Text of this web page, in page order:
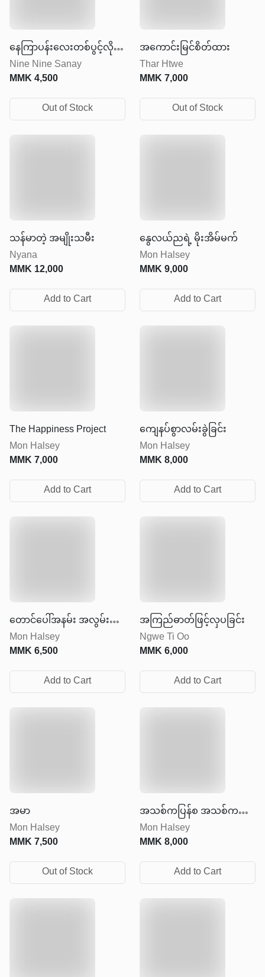
နေကြာပန်းလေးတစ်ပွင့်လို
ပြုံးပါ
Nine Nine Sanay
MMK4,500
Out of Stock
အကောင်းမြင်စိတ်ထား
Thar Htwe
MMK7,000
Out of Stock
သန်မာတဲ့ အမျိုးသမီး
Nyana
MMK12,000
Add to Cart
နွေလယ်ညရဲ့ မိုးအိမ်မက်
Mon Halsey
MMK9,000
Add to Cart
The Happiness Project
Mon Halsey
MMK7,000
Add to Cart
ကျေနပ်စွာလမ်းခွဲခြင်း
Mon Halsey
MMK8,000
Add to Cart
တောင်ပေါ်အနမ်း အလွမ်း
ရာသီ
Mon Halsey
MMK6,500
Add to Cart
အကြည်ဓာတ်ဖြင့်လှပခြင်း
Ngwe Ti Oo
MMK6,000
Add to Cart
အမာ
Mon Halsey
MMK7,500
Out of Stock
အသစ်ကပြန်စ အသစ်ကပြန်
လုပ်
Mon Halsey
MMK8,000
Add to Cart